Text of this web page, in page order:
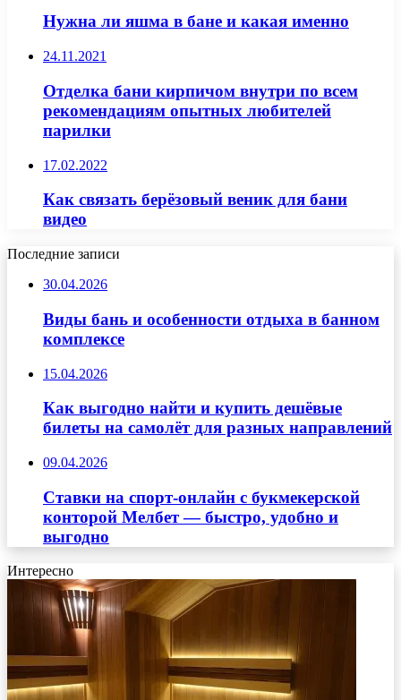
Нужна ли яшма в бане и какая именно
24.11.2021
Отделка бани кирпичом внутри по всем
рекомендациям опытных любителей
парилки
17.02.2022
Как связать берёзовый веник для бани
видео
Последние записи
30.04.2026
Виды бань и особенности отдыха в банном
комплексе
15.04.2026
Как выгодно найти и купить дешёвые
билеты на самолёт для разных направлений
09.04.2026
Ставки на спорт-онлайн с букмекерской
конторой Мелбет — быстро, удобно и
выгодно
Интересно